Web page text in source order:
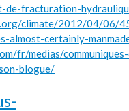
fracturation-
climate/2012/04/06/
almost-certainly-
fr/medias/
blogue/